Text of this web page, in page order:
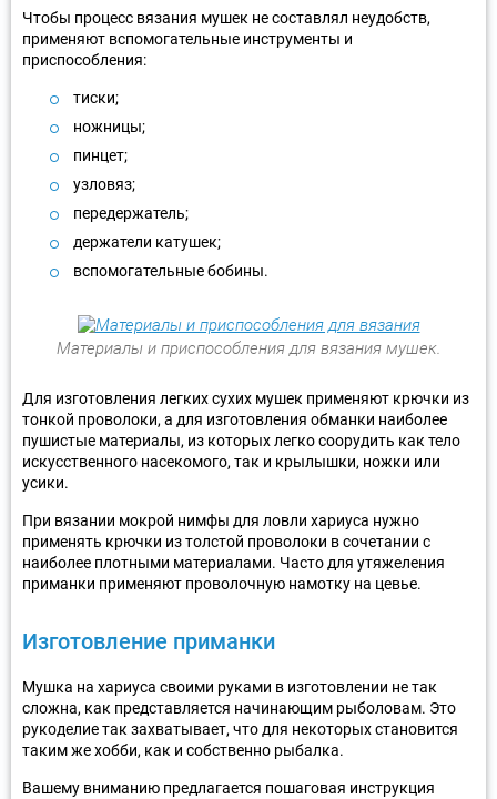
Чтобы процесс вязания мушек не составлял неудобств,
применяют вспомогательные инструменты и
приспособления:
тиски;
ножницы;
пинцет;
узловяз;
передержатель;
держатели катушек;
вспомогательные бобины.
Материалы и приспособления для вязания мушек.
Для изготовления легких сухих мушек применяют крючки из
тонкой проволоки, а для изготовления обманки наиболее
пушистые материалы, из которых легко соорудить как тело
искусственного насекомого, так и крылышки, ножки или
усики.
При вязании мокрой нимфы для ловли хариуса нужно
применять крючки из толстой проволоки в сочетании с
наиболее плотными материалами. Часто для утяжеления
приманки применяют проволочную намотку на цевье.
Изготовление приманки
Мушка на хариуса своими руками в изготовлении не так
сложна, как представляется начинающим рыболовам. Это
рукоделие так захватывает, что для некоторых становится
таким же хобби, как и собственно рыбалка.
Вашему вниманию предлагается пошаговая инструкция